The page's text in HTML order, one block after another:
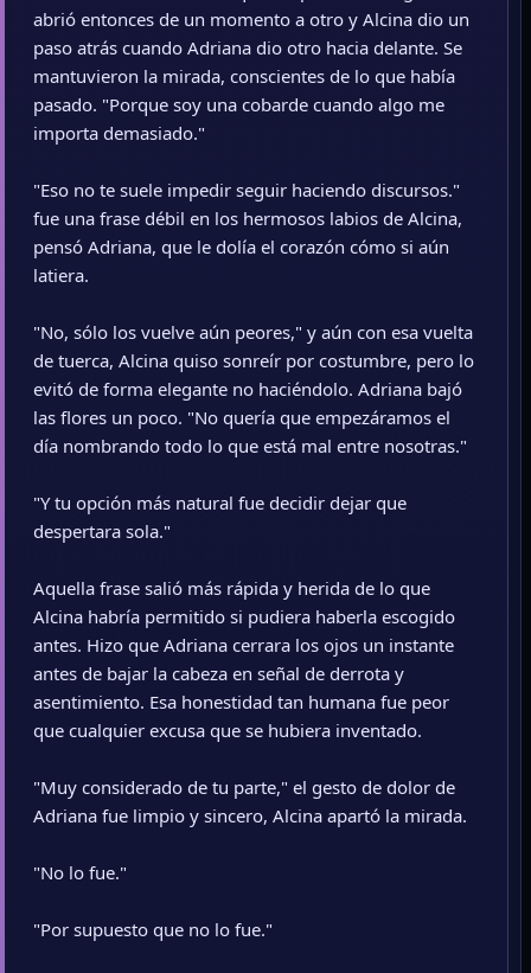
abrió entonces de un momento a otro y Alcina dio un
paso atrás cuando Adriana dio otro hacia delante. Se
mantuvieron la mirada, conscientes de lo que había
pasado. "Porque soy una cobarde cuando algo me
importa demasiado."
"Eso no te suele impedir seguir haciendo discursos."
fue una frase débil en los hermosos labios de Alcina,
pensó Adriana, que le dolía el corazón cómo si aún
latiera.
"No, sólo los vuelve aún peores," y aún con esa vuelta
de tuerca, Alcina quiso sonreír por costumbre, pero lo
evitó de forma elegante no haciéndolo. Adriana bajó
las flores un poco. "No quería que empezáramos el
día nombrando todo lo que está mal entre nosotras."
"Y tu opción más natural fue decidir dejar que
despertara sola."
Aquella frase salió más rápida y herida de lo que
Alcina habría permitido si pudiera haberla escogido
antes. Hizo que Adriana cerrara los ojos un instante
antes de bajar la cabeza en señal de derrota y
asentimiento. Esa honestidad tan humana fue peor
que cualquier excusa que se hubiera inventado.
"Muy considerado de tu parte," el gesto de dolor de
Adriana fue limpio y sincero, Alcina apartó la mirada.
"No lo fue."
"Por supuesto que no lo fue."